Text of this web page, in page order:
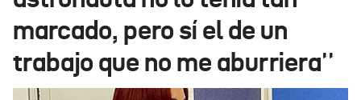
Eguraldia
marcado, pero sí el de un
trabajo que no me aburriera''